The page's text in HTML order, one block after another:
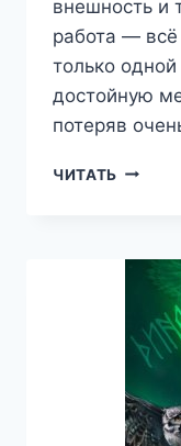
внешность и
работа —
только
достойную
потеряв
ЧИТАТЬ